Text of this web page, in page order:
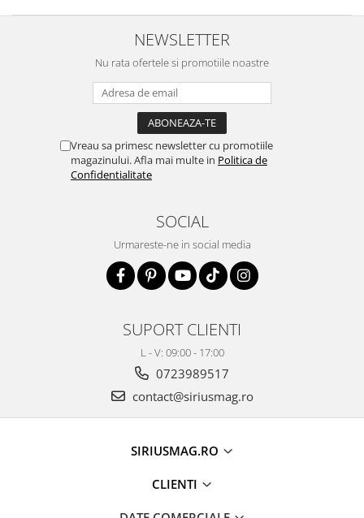
NEWSLETTER
Nu rata ofertele si promotiile noastre
Vreau sa primesc newsletter cu promotiile
magazinului. Afla mai multe in Politica de
Confidentialitate
SOCIAL
Urmareste-ne in social media
SUPORT CLIENTI
L - V: 09:00 - 17:00
0723989517
contact@siriusmag.ro
SIRIUSMAG.RO
CLIENTI